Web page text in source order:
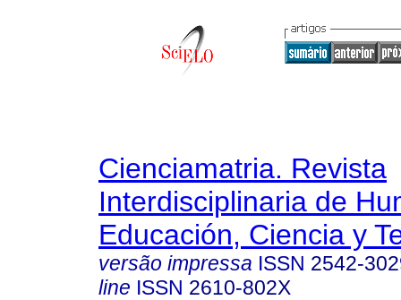
Cienciamatria. Revista
Interdisciplinaria de
Educación, Ciencia y
versão impressa ISSN 2542-
line ISSN 2610-802X